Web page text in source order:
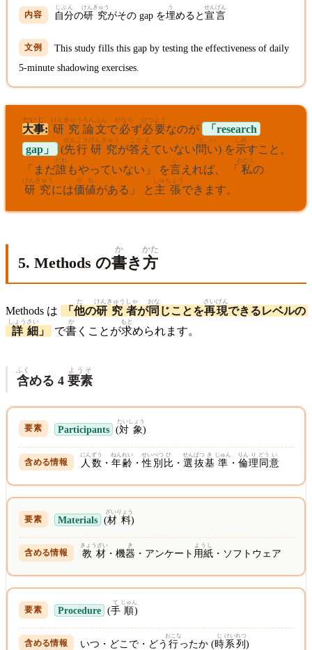
自分
じぶん
の研究
けんきゅう
がその gap を埋
う
めると宣言
せんげん
This study fills this gap by testing the effectiveness of daily
5-minute shadowing exercises.
大事
だいじ
: 研究
けんきゅう
論文
ろんぶん
で必
かなら
ず必要
ひつよう
なのが
「research
gap」
(先行
せんこう
研究
けんきゅう
が答え
こたえ
ていない問い
とい
) を示
しめ
すこと。
「まだ誰
だれ
もやっていない」 を言
い
えれば、 「 私
わたし
の
研究
けんきゅう
には価値
かち
がある」 と 主張
しゅちょう
できます。
5. Methods の書
か
き方
かた
Methods は 「 他
た
の研究
けんきゅう
者
しゃ
が同
おな
じことを再
さい
現
げん
できるレベルの
詳
しょう
細
さい
」 で書
か
くことが求
もと
められます。
含
ふく
める 4 要素
ようそ
Participants (対象
たいしょう
)
人数
にんずう
・年齢
ねんれい
・性別
せいべつ
比
ひ
・選抜
せんばつ
基
き
準
じゅん
・倫
りん
理
り
同
どう
意
い
Materials (材料
ざいりょう
)
教材
きょうざい
・機器
き
・アンケート 用紙
ようし
・ソフトウェア
Procedure (手
て
順
じゅん
)
いつ・どこで・どう 行
おこな
ったか (時
じ
系列
けいれつ
)